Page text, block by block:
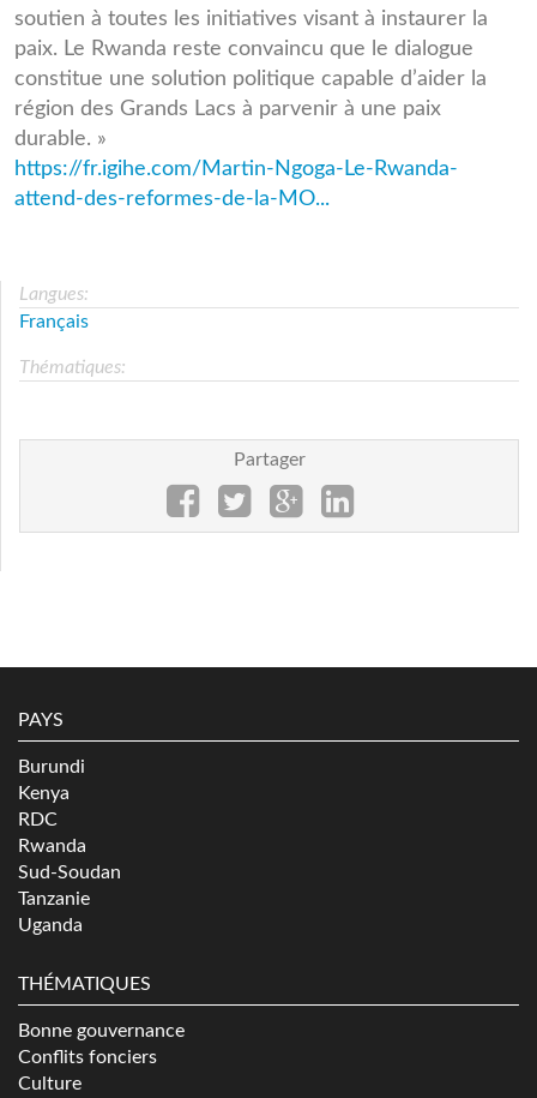
soutien à toutes les initiatives visant à instaurer la
paix. Le Rwanda reste convaincu que le dialogue
constitue une solution politique capable d’aider la
région des Grands Lacs à parvenir à une paix
durable. »
https://fr.igihe.com/Martin-Ngoga-Le-Rwanda-
attend-des-reformes-de-la-MO...
Langues:
Français
Thématiques:
Partager
PAYS
Burundi
Kenya
RDC
Rwanda
Sud-Soudan
Tanzanie
Uganda
THÉMATIQUES
Bonne gouvernance
Conflits fonciers
Culture